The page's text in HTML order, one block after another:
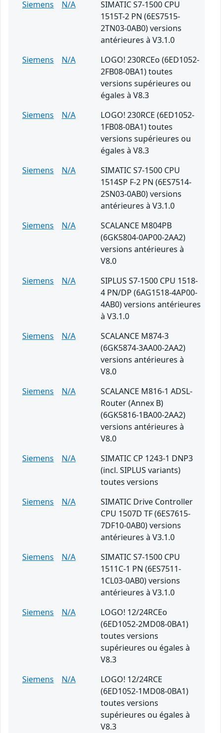
Siemens N/A
SIMATIC S7-1500 CPU
1515T-2 PN (6ES7515-
2TN03-0AB0) versions
antérieures à V3.1.0
Siemens
N/A
LOGO! 230RCEo (6ED1052-
2FB08-0BA1) toutes
versions supérieures ou
égales à V8.3
Siemens
N/A
LOGO! 230RCE (6ED1052-
1FB08-0BA1) toutes
versions supérieures ou
égales à V8.3
Siemens
N/A
SIMATIC S7-1500 CPU
1514SP F-2 PN (6ES7514-
2SN03-0AB0) versions
antérieures à V3.1.0
Siemens
N/A
SCALANCE M804PB
(6GK5804-0AP00-2AA2)
versions antérieures à
V8.0
Siemens
N/A
SIPLUS S7-1500 CPU 1518-
4 PN/DP (6AG1518-4AP00-
4AB0) versions antérieures
à V3.1.0
Siemens
N/A
SCALANCE M874-3
(6GK5874-3AA00-2AA2)
versions antérieures à
V8.0
Siemens
N/A
SCALANCE M816-1 ADSL-
Router (Annex B)
(6GK5816-1BA00-2AA2)
versions antérieures à
V8.0
Siemens
N/A
SIMATIC CP 1243-1 DNP3
(incl. SIPLUS variants)
toutes versions
Siemens
N/A
SIMATIC Drive Controller
CPU 1507D TF (6ES7615-
7DF10-0AB0) versions
antérieures à V3.1.0
Siemens
N/A
SIMATIC S7-1500 CPU
1511C-1 PN (6ES7511-
1CL03-0AB0) versions
antérieures à V3.1.0
Siemens
N/A
LOGO! 12/24RCEo
(6ED1052-2MD08-0BA1)
toutes versions
supérieures ou égales à
V8.3
Siemens
N/A
LOGO! 12/24RCE
(6ED1052-1MD08-0BA1)
toutes versions
supérieures ou égales à
V8.3